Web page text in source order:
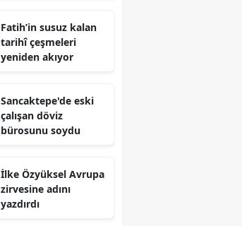
Fatih’in susuz kalan
tarihî çeşmeleri
yeniden akıyor
Sancaktepe'de eski
çalışan döviz
bürosunu soydu
İlke Özyüksel Avrupa
zirvesine adını
yazdırdı